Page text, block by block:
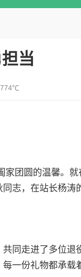
当
团圆的温馨。就
志，在站长杨涛
同走进了多位退
一份礼物都承载